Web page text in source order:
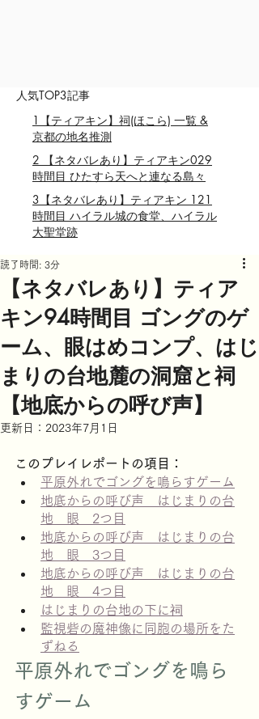
人気TOP3記事
1【ティアキン】祠(ほこら) 一覧 &
京都の地名推測
2 【ネタバレあり】ティアキン029
時間目 ひたすら天へと連なる島々
3【ネタバレあり】ティアキン 121
時間目 ハイラル城の食堂、ハイラル
大聖堂跡
【ネタバレあり】ティア
キン94時間目 ゴングのゲ
ーム、眼はめコンプ、はじ
まりの台地麓の洞窟と祠
【地底からの呼び声】
読了時間: 3分
更新日： 2023年7月1日
このプレイレポートの項目：
平原外れでゴングを鳴らすゲーム
地底からの呼び声　はじまりの台
地　眼　2つ目
地底からの呼び声　はじまりの台
地　眼　3つ目
地底からの呼び声　はじまりの台
地　眼　4つ目
はじまりの台地の下に祠
監視砦の魔神像に同胞の場所をた
ずねる
平原外れでゴングを鳴ら
すゲーム